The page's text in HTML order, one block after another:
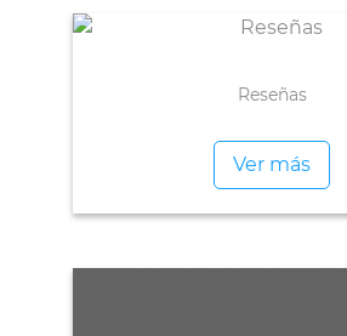
Reseñas
Ver más